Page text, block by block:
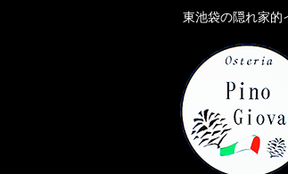
東池袋の隠れ家的